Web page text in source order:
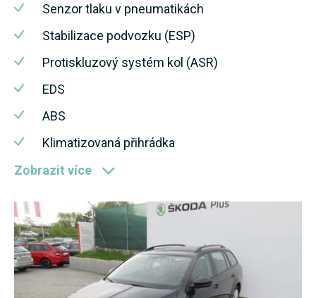
Senzor tlaku v pneumatikách
Stabilizace podvozku (ESP)
Protiskluzový systém kol (ASR)
EDS
ABS
Klimatizovaná přihrádka
Zobrazit více